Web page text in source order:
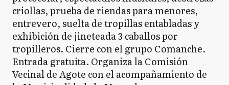
criollas, prueba de riendas para menores,
entrevero, suelta de tropillas entabladas y
exhibición de jineteada 3 caballos por
tropilleros. Cierre con el grupo Comanche.
Entrada gratuita. Organiza la Comisión
Vecinal de Agote con el acompañamiento de